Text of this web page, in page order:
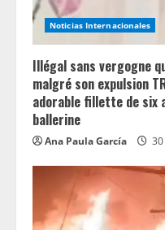
Noticias Internacionales
Illégal sans vergogne
malgré son expulsion
adorable fillette de six
ballerine
Ana Paula García